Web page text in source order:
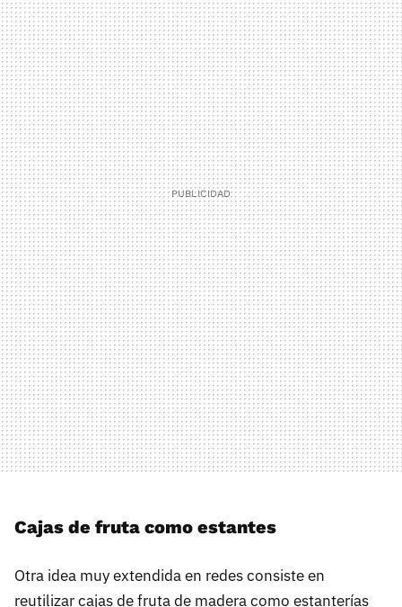
Cajas de fruta como estantes
Otra idea muy extendida en redes consiste en
reutilizar cajas de fruta de madera como estanterías